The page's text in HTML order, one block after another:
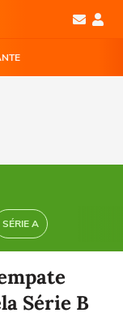
SÉRIE A
Série B